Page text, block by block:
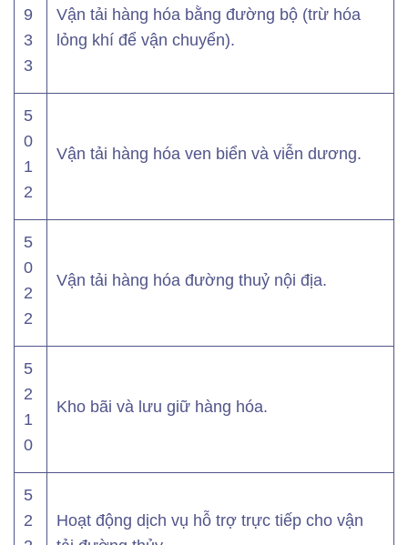
9
3
3
Vận tải hàng hóa bằng đường bộ (trừ hóa
lỏng khí để vận chuyển).
5
0
1
2
Vận tải hàng hóa ven biển và viễn dương.
5
0
2
2
Vận tải hàng hóa đường thuỷ nội địa.
5
2
1
0
Kho bãi và lưu giữ hàng hóa.
5
2
Hoạt động dịch vụ hỗ trợ trực tiếp cho vận